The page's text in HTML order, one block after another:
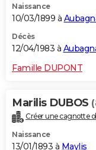
Naissance
10/03/1899 à
Décès
12/04/1983 à
Famille DUPONT
Marilis DUBOS
Créer une cagnotte
Naissance
13/01/1893 à Maylis